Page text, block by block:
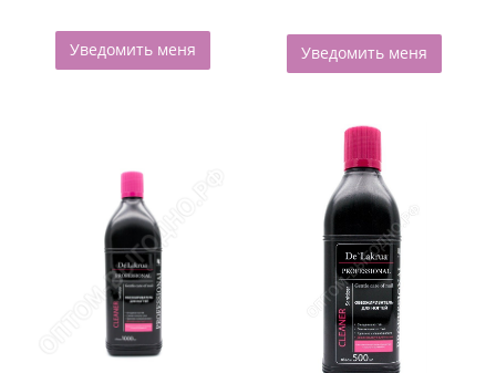
Уведомить меня Уведомить меня